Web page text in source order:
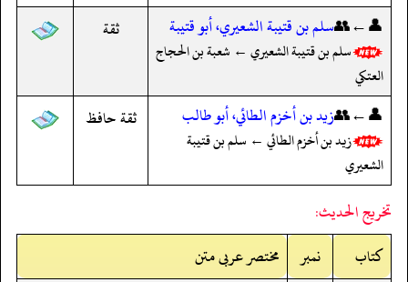
👤←👥سلم بن قتيبة الشعيري، أبو قتيبة
سلم بن قتيبة الشعيري ← شعبة بن الحجاج
العتكي
ثقة
👤←👥زيد بن أخزم الطائي، أبو طالب
زيد بن أخزم الطائي ← سلم بن قتيبة
الشعيري
ثقة حافظ
تخريج الحديث:
کتاب
نمبر
مختصر عربی متن